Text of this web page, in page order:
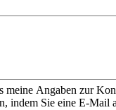
Angaben zur
Sie eine E-Mail